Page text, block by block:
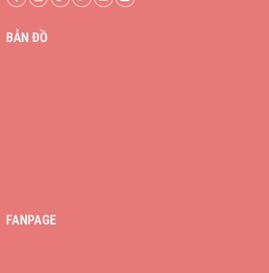
BẢN ĐỒ
FANPAGE